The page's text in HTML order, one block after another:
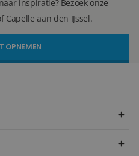
inspiratie? Bezoek onze
Capelle aan den IJssel.
OPNEMEN